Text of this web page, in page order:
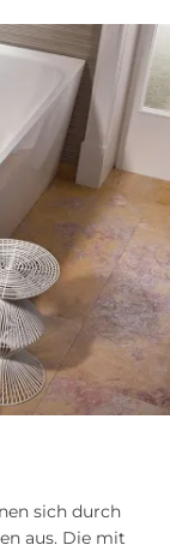
sich durch
aus. Die mit